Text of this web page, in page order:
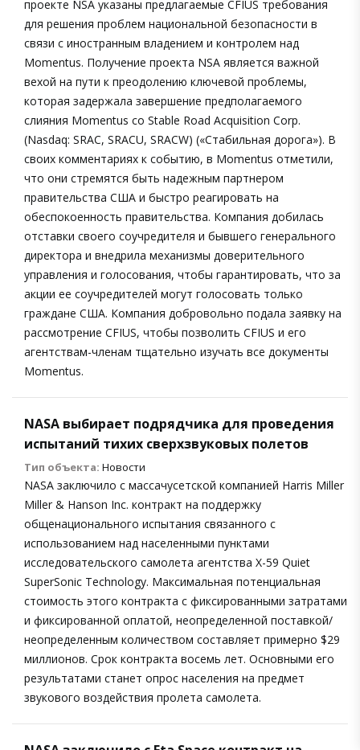
проекте NSA указаны предлагаемые CFIUS требования
для решения проблем национальной безопасности в
связи с иностранным владением и контролем над
Momentus. Получение проекта NSA является важной
вехой на пути к преодолению ключевой проблемы,
которая задержала завершение предполагаемого
слияния Momentus со Stable Road Acquisition Corp.
(Nasdaq: SRAC, SRACU, SRACW) («Стабильная дорога»). В
своих комментариях к событию, в Momentus отметили,
что они стремятся быть надежным партнером
правительства США и быстро реагировать на
обеспокоенность правительства. Компания добилась
отставки своего соучредителя и бывшего генерального
директора и внедрила механизмы доверительного
управления и голосования, чтобы гарантировать, что за
акции ее соучредителей могут голосовать только
граждане США. Компания добровольно подала заявку на
рассмотрение CFIUS, чтобы позволить CFIUS и его
агентствам-членам тщательно изучать все документы
Momentus.
NASA выбирает подрядчика для проведения
испытаний тихих сверхзвуковых полетов
Тип объекта: Новости
NASA заключило с массачусетской компанией Harris Miller
Miller & Hanson Inc. контракт на поддержку
общенационального испытания связанного с
использованием над населенными пунктами
исследовательского самолета агентства X-59 Quiet
SuperSonic Technology. Максимальная потенциальная
стоимость этого контракта с фиксированными затратами
и фиксированной оплатой, неопределенной поставкой/
неопределенным количеством составляет примерно $29
миллионов. Срок контракта восемь лет. Основными его
результатами станет опрос населения на предмет
звукового воздействия пролета самолета.